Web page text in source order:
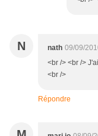
N nath 09/09/
<br /> <br />
<br />
Répondre